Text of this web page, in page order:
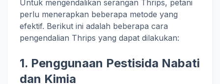
Untuk mengendalikan serangan Thrips, petani
perlu menerapkan beberapa metode yang
efektif. Berikut ini adalah beberapa cara
pengendalian Thrips yang dapat dilakukan:
1. Penggunaan Pestisida Nabati
dan Kimia